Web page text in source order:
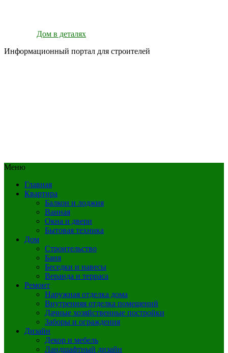
Дом в деталях
Информационный портал для строителей
Меню
Главная
Квартира
Балкон и лоджия
Ванная
Окна и двери
Бытовая техника
Дом
Строительство
Баня
Беседки и навесы
Веранда и терраса
Ремонт
Наружная отделка дома
Внутренняя отделка помещений
Дачные хозяйственные постройки
Заборы и ограждения
Дизайн
Декор и мебель
Ландшафтный дизайн